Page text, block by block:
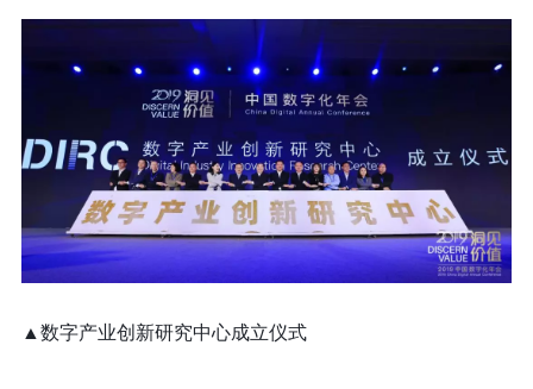
▲数字产业创新研究中心成立仪式